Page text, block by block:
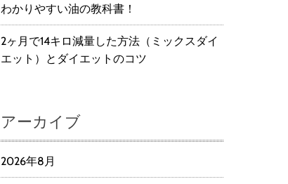
わかりやすい油の教科書！
2ヶ月で14キロ減量した方法（ミックスダイ
エット）とダイエットのコツ
アーカイブ
2026年8月